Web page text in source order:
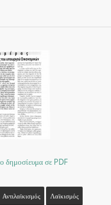
δημοσίευμα σε PDF
Αντιλαϊκισμός Λαϊκισμός